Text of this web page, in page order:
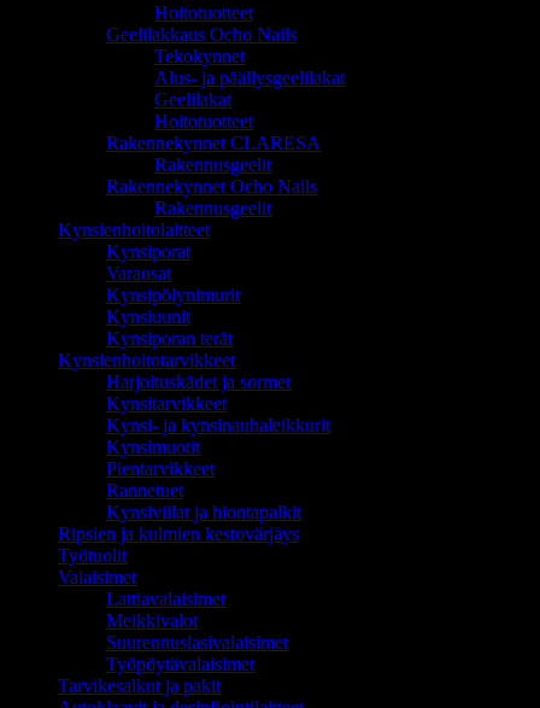
Hoitotuotteet
Geelilakkaus Ocho Nails
Tekokynnet
Alus- ja päällysgeelilakat
Geelilakat
Hoitotuotteet
Rakennekynnet CLARESA
Rakennusgeelit
Rakennekynnet Ocho Nails
Rakennusgeelit
Kynsienhoitolaitteet
Kynsiporat
Varaosat
Kynsipölynimurit
Kynsiuunit
Kynsiporan terät
Kynsienhoitotarvikkeet
Harjoituskädet ja sormet
Kynsitarvikkeet
Kynsi- ja kynsinauhaleikkurit
Kynsimuotit
Pientarvikkeet
Rannetuet
Kynsiviilat ja hiontapalkit
Ripsien ja kulmien kestovärjäys
Työtuolit
Valaisimet
Lattiavalaisimet
Meikkivalot
Suurennuslasivalaisimet
Työpöytävalaisimet
Tarvikesalkut ja pakit